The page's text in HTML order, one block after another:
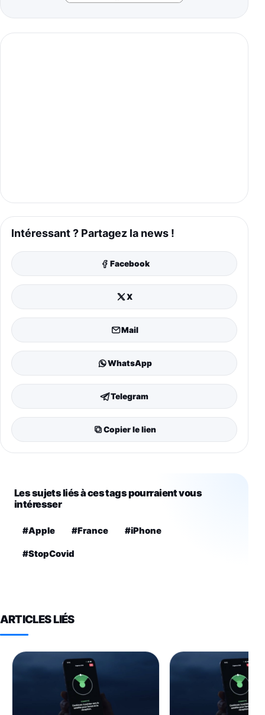
Intéressant ? Partagez la news !
Facebook
X
Mail
WhatsApp
Telegram
Copier le lien
Les sujets liés à ces tags pourraient vous
intéresser
#Apple #France #iPhone
#StopCovid
ARTICLES LIÉS